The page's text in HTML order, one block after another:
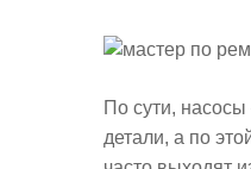
По сути,
детали, а по